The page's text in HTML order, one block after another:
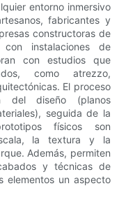
entorno inmersivo
fabricantes y
constructoras de
instalaciones de
con estudios que
como atrezzo,
El proceso
del diseño (planos
seguida de la
físicos son
la textura y la
Además, permiten
y técnicas de
elementos un aspecto